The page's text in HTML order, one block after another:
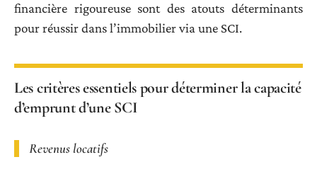
financière rigoureuse sont des atouts déterminants
pour réussir dans l’immobilier via une SCI.
Les critères essentiels pour déterminer la capacité
d’emprunt d’une SCI
Revenus locatifs